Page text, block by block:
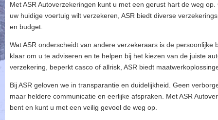
Met ASR Autoverzekeringen kunt u met een gerust hart de weg
uw huidige voertuig wilt verzekeren, ASR biedt diverse
en budget.
Wat ASR onderscheidt van andere verzekeraars is de persoonlijke
klaar om u te adviseren en te helpen bij het kiezen van de juiste
verzekering, beperkt casco of allrisk, ASR biedt
Bij ASR geloven we in transparantie en duidelijkheid. Geen
maar heldere communicatie en eerlijke afspraken. Met ASR
bent en kunt u met een veilig gevoel de weg op.